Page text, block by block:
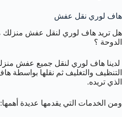
هاف لوري نقل عفش
هل تريد هاف لوري لنقل عفش
الدوحة ؟
لدينا هاف لوري لنقل جميع عفش
التنظيف والتغليف ثم نقلها بواسطة
الذي تريده.
ومن الخدمات التي يقدمها عديدة أهمها: